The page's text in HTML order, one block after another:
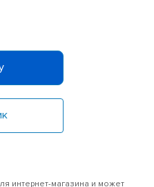
интернет-магазина и может